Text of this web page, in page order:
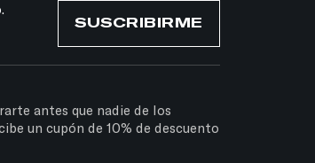
SUSCRIBIRME
antes que nadie de los
un cupón de 10% de descuento